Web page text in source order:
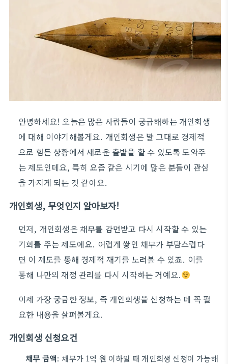
안녕하세요! 오늘은 많은 사람들이 궁금해하는 개인회생
에 대해 이야기해볼게요. 개인회생은 말 그대로 경제적
으로 힘든 상황에서 새로운 출발을 할 수 있도록 도와주
는 제도인데요, 특히 요즘 같은 시기에 많은 분들이 관심
을 가지게 되는 것 같아요.
개인회생, 무엇인지 알아보자!
먼저, 개인회생은 채무를 감면받고 다시 시작할 수 있는
기회를 주는 제도예요. 어렵게 쌓인 채무가 부담스럽다
면 이 제도를 통해 경제적 재기를 노려볼 수 있죠. 이를
통해 나만의 재정 관리를 다시 시작하는 거예요.
이제 가장 궁금한 정보, 즉 개인회생을 신청하는 데 꼭 필
요한 내용을 살펴볼게요.
개인회생 신청요건
채무 금액: 채무가 1억 원 이하일 때 개인회생 신청이 가능해